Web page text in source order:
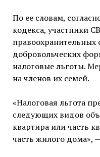
По ее словам,
кодекса, участники
добровольческих
налоговые льготы.
на членов их семей.
«Налоговая льгота
следующих видов
квартира или часть
часть жилого дома»,